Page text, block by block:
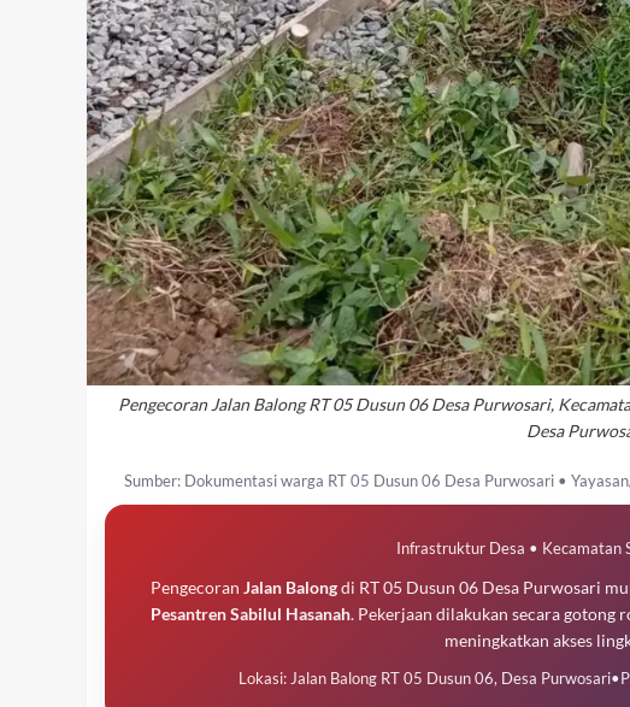
Pengecoran Jalan Balong RT 05 Dusun 06 Desa Purwosari,
Desa
Sumber: Dokumentasi warga RT 05 Dusun 06 Desa Purwosari •
Infrastruktur Desa • Kecamatan
Pengecoran Jalan Balongdi RT 05 Dusun 06 Desa Purwosari
Pesantren Sabilul Hasanah. Pekerjaan dilakukan secara gotong
meningkatkan akses
Lokasi: Jalan Balong RT 05 Dusun 06, Desa Purwosari•